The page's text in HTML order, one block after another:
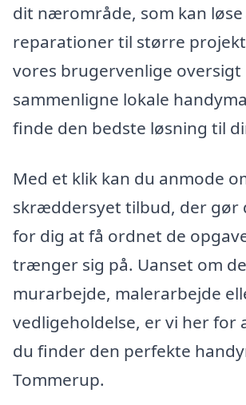
dit nærområde, som kan løse
reparationer til større
vores brugervenlige oversigt
sammenligne lokale
finde den bedste løsning til
Med et klik kan du anmode
skræddersyet tilbud, der gør
for dig at få ordnet de
trænger sig på. Uanset om
murarbejde, malerarbejde
vedligeholdelse, er vi her for
du finder den perfekte
Tommerup.